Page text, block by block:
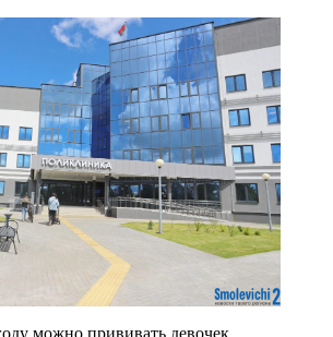
можно прививать девочек,